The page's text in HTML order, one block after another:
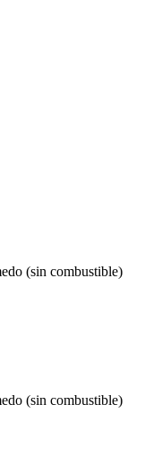
(sin combustible)
(sin combustible)